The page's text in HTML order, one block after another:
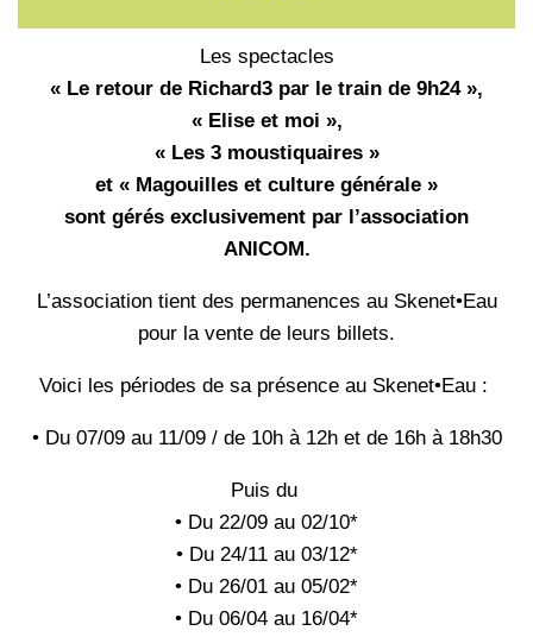
Les spectacles
« Le retour de Richard3 par le train de 9h24 »,
« Elise et moi »,
« Les 3 moustiquaires »
et « Magouilles et culture générale »
sont gérés exclusivement par l’association
ANICOM.
L’association tient des permanences au Skenet•Eau
pour la vente de leurs billets.
Voici les périodes de sa présence au Skenet•Eau :
• Du 07/09 au 11/09 / de 10h à 12h et de 16h à 18h30
Puis du
• Du 22/09 au 02/10*
• Du 24/11 au 03/12*
• Du 26/01 au 05/02*
• Du 06/04 au 16/04*